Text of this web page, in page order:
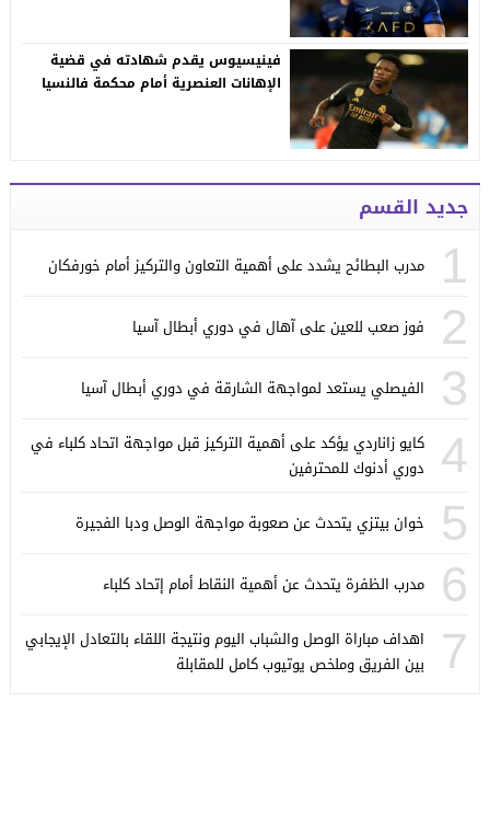
فينيسيوس يقدم شهادته في قضية
الإهانات العنصرية أمام محكمة فالنسيا
جديد القسم
1 مدرب البطائح يشدد على أهمية التعاون والتركيز أمام خورفكان
2 فوز صعب للعين على آهال في دوري أبطال آسيا
3 الفيصلي يستعد لمواجهة الشارقة في دوري أبطال آسيا
4
كايو زاناردي يؤكد على أهمية التركيز قبل مواجهة اتحاد كلباء في
دوري أدنوك للمحترفين
5 خوان بيتزي يتحدث عن صعوبة مواجهة الوصل ودبا الفجيرة
6 مدرب الظفرة يتحدث عن أهمية النقاط أمام إتحاد كلباء
7
اهداف مباراة الوصل والشباب اليوم ونتيجة اللقاء بالتعادل الإيجابي
بين الفريق وملخص يوتيوب كامل للمقابلة